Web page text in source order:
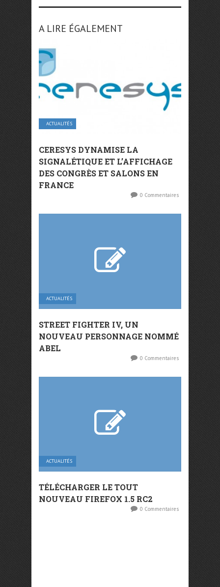
A LIRE ÉGALEMENT
ACTUALITÉS
CERESYS DYNAMISE LA
SIGNALÉTIQUE ET L’AFFICHAGE
DES CONGRÈS ET SALONS EN
FRANCE
0 Commentaires
ACTUALITÉS
STREET FIGHTER IV, UN
NOUVEAU PERSONNAGE NOMMÉ
ABEL
0 Commentaires
ACTUALITÉS
TÉLÉCHARGER LE TOUT
NOUVEAU FIREFOX 1.5 RC2
0 Commentaires